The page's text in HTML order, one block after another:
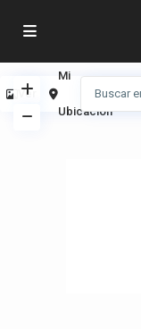
Ver
Mi
Ubicación